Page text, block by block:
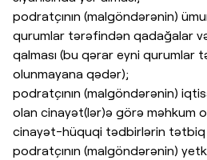
podratçının (malgöndərənin)
qurumlar tərəfindən qadağalar
qalması (bu qərar eyni qurumlar
olunmayana qədər);
podratçının (malgöndərənin)
olan cinayət(lər)ə görə məhkum
cinayət-hüquqi tədbirlərin tətbiq
podratçının (malgöndərənin)